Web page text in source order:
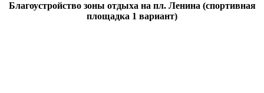
Благоустройство зоны отдыха на пл. Ленина (спортивная
площадка 1 вариант)